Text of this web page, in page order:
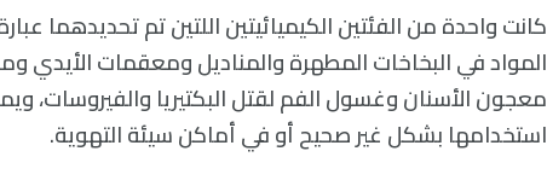
كانت واحدة من الفئتين الكيميائيتين اللتين تم تحديدهما
المواد في البخاخات المطهرة والمناديل ومعقمات الأيدي
معجون الأسنان وغسول الفم لقتل البكتيريا والفيروسات،
استخدامها بشكل غير صحيح أو في أماكن سيئة التهوية.